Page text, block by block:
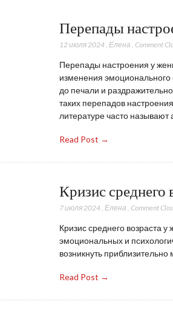
Перепады
12 июля 2024, Елена , Comment
Перепады настроения у
изменения эмоционального
до печали и
таких перепадов
литературе часто
Read Post →
Кризис
7 июля 2024, Елена , Comment
Кризис среднего возраста
эмоциональных и
возникнуть
Read Post →